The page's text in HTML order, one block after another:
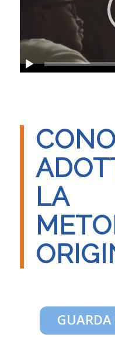
LA
GUARDA